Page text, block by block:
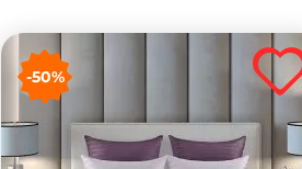
-50%